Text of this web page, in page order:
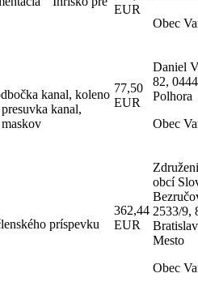
EUR
Obec
kanal, koleno
kanal,
77,50
EUR
Daniel
82,
Polhora
Obec
príspevku
362,44
EUR
obcí
2533/9,
Mesto
Obec